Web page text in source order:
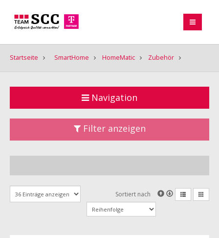
Startseite SmartHome HomeMatic Zubehör
Navigation
Filter anzeigen
Sortiert nach